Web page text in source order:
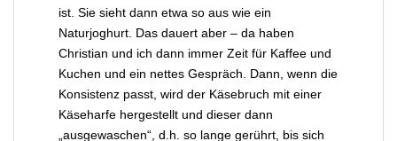
ist. Sie sieht dann etwa so aus wie ein
Naturjoghurt. Das dauert aber – da haben
Christian und ich dann immer Zeit für Kaffee und
Kuchen und ein nettes Gespräch. Dann, wenn die
Konsistenz passt, wird der Käsebruch mit einer
Käseharfe hergestellt und dieser dann
„ausgewaschen“, d.h. so lange gerührt, bis sich